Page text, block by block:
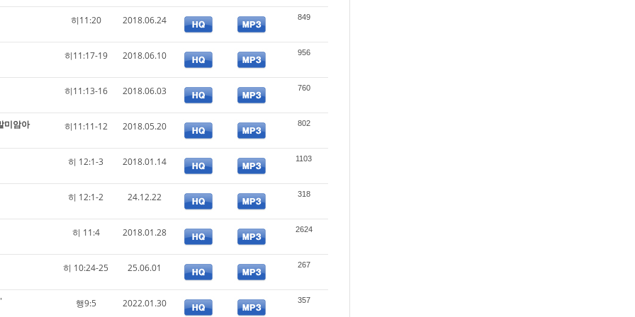
히11:20 2018.06.24 849
히11:17-19 2018.06.10 956
히11:13-16 2018.06.03 760
미암아 히11:11-12 2018.05.20 802
히 12:1-3 2018.01.14 1103
히 12:1-2 24.12.22 318
히 11:4 2018.01.28 2624
히 10:24-25 25.06.01 267
행9:5 2022.01.30 357